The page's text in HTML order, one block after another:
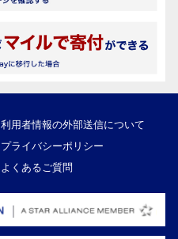
利用者情報の外部送信について
プライバシーポリシー
よくあるご質問